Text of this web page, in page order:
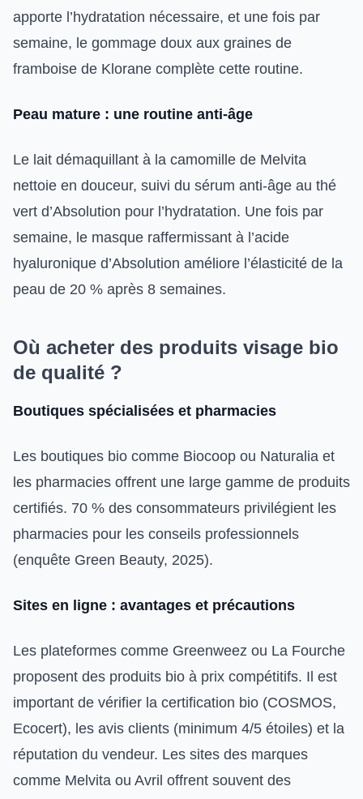
apporte l’hydratation nécessaire, et une fois par
semaine, le gommage doux aux graines de
framboise de Klorane complète cette routine.
Peau mature : une routine anti-âge
Le lait démaquillant à la camomille de Melvita
nettoie en douceur, suivi du sérum anti-âge au thé
vert d’Absolution pour l’hydratation. Une fois par
semaine, le masque raffermissant à l’acide
hyaluronique d’Absolution améliore l’élasticité de la
peau de 20 % après 8 semaines.
Où acheter des produits visage bio
de qualité ?
Boutiques spécialisées et pharmacies
Les boutiques bio comme Biocoop ou Naturalia et
les pharmacies offrent une large gamme de produits
certifiés. 70 % des consommateurs privilégient les
pharmacies pour les conseils professionnels
(enquête Green Beauty, 2025).
Sites en ligne : avantages et précautions
Les plateformes comme Greenweez ou La Fourche
proposent des produits bio à prix compétitifs. Il est
important de vérifier la certification bio (COSMOS,
Ecocert), les avis clients (minimum 4/5 étoiles) et la
réputation du vendeur. Les sites des marques
comme Melvita ou Avril offrent souvent des